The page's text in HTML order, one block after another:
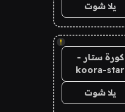
يلا شوت
!
كورة ستار -
koora-star
يلا شوت